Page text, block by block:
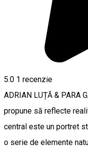
5.0 1 recenzie
ADRIAN LUȚĂ & PARA
propune să reflecte
central este un portret
o serie de elemente